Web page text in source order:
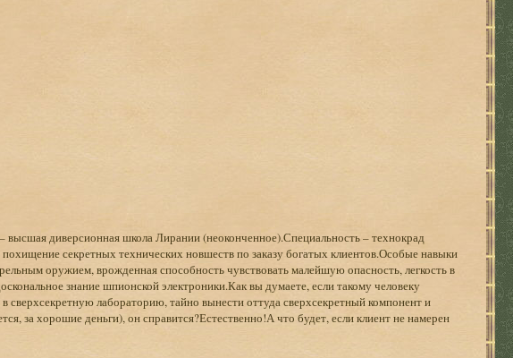
высшая диверсионная школа Лирании (неоконченное).Специальность – технокрад
секретных технических новшеств по заказу богатых клиентов.Особые навыки
оружием, врожденная способность чувствовать малейшую опасность, легкость в
знание шпионской электроники.Как вы думаете, если такому человеку
сверхсекретную лабораторию, тайно вынести оттуда сверхсекретный компонент и
за хорошие деньги), он справится?Естественно!А что будет, если клиент не намерен